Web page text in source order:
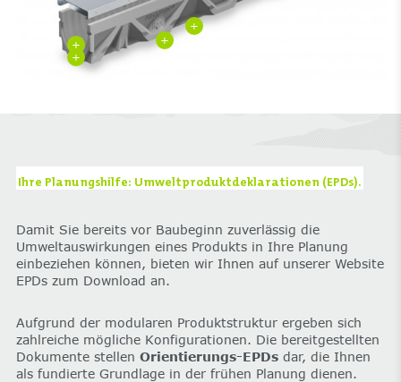
+
+
+
+
Ihre Planungshilfe: Umweltproduktdeklarationen (EPDs).
Damit Sie bereits vor Baubeginn zuverlässig die
Umweltauswirkungen eines Produkts in Ihre Planung
einbeziehen können, bieten wir Ihnen auf unserer Website
EPDs zum Download an.
Aufgrund der modularen Produktstruktur ergeben sich
zahlreiche mögliche Konfigurationen. Die bereitgestellten
Dokumente stellen Orientierungs-EPDsdar, die Ihnen
als fundierte Grundlage in der frühen Planung dienen.